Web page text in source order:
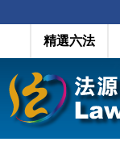
精選六法